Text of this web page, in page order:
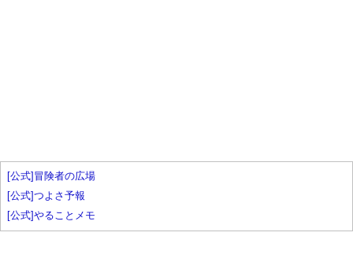
[公式]冒険者の広場
[公式]つよさ予報
[公式]やることメモ